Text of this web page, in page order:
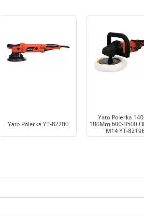
Yato Polerka YT-82200
Yato Polerka
180Mm 600-3500
M14 YT-